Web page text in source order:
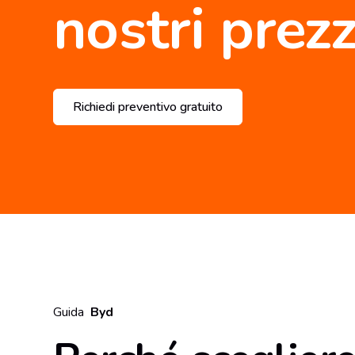
nostri
Richiedi preventivo gratuito
Guida Byd